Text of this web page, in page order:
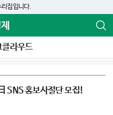
리집입니다.
라우드
SNS 홍보사절단 모집!